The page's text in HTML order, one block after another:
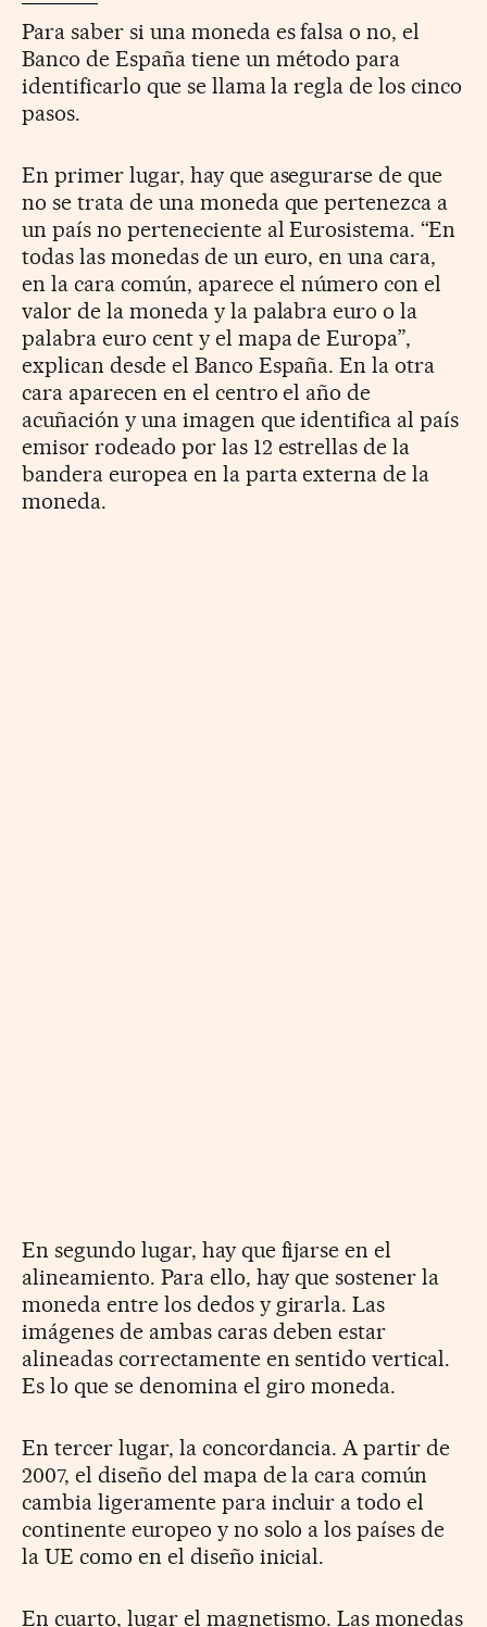
Para saber si una moneda es falsa o no, el
Banco de España tiene un método para
identificarlo que se llama la regla de los cinco
pasos.
En primer lugar, hay que asegurarse de que
no se trata de una moneda que pertenezca a
un país no perteneciente al Eurosistema. “En
todas las monedas de un euro, en una cara,
en la cara común, aparece el número con el
valor de la moneda y la palabra euro o la
palabra euro cent y el mapa de Europa”,
explican desde el Banco España. En la otra
cara aparecen en el centro el año de
acuñación y una imagen que identifica al país
emisor rodeado por las 12 estrellas de la
bandera europea en la parta externa de la
moneda.
En segundo lugar, hay que fijarse en el
alineamiento. Para ello, hay que sostener la
moneda entre los dedos y girarla. Las
imágenes de ambas caras deben estar
alineadas correctamente en sentido vertical.
Es lo que se denomina el giro moneda.
En tercer lugar, la concordancia. A partir de
2007, el diseño del mapa de la cara común
cambia ligeramente para incluir a todo el
continente europeo y no solo a los países de
la UE como en el diseño inicial.
En cuarto, lugar el magnetismo. Las monedas